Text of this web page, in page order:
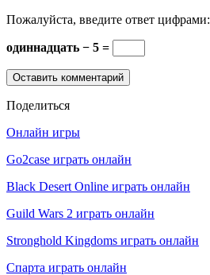
Пожалуйста, введите ответ цифрами:
одиннадцать − 5 =
Поделиться
Онлайн игры
Go2case играть онлайн
Black Desert Online играть онлайн
Guild Wars 2 играть онлайн
Stronghold Kingdoms играть онлайн
Спарта играть онлайн